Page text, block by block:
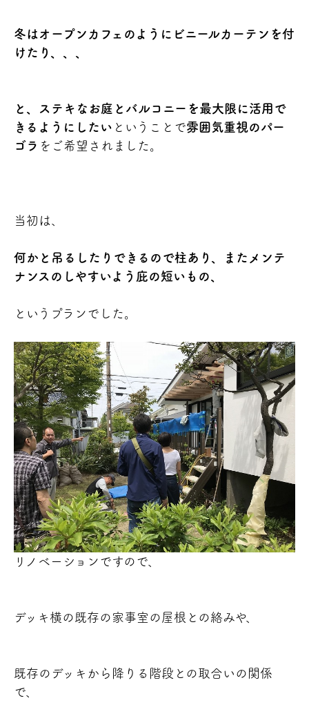
冬はオープンカフェのようにビニールカーテンを付
けたり、、、
と、ステキなお庭とバルコニーを最大限に活用で
きるようにしたい ということで雰囲気重視のパー
ゴラ をご希望されました。
当初は、
何かと吊るしたりできるので柱あり、またメンテ
ナンスのしやすいよう庇の短いもの、
というプランでした。
リノベーションですので、
デッキ横の既存の家事室の屋根との絡みや、
既存のデッキから降りる階段との取合いの関係
で、